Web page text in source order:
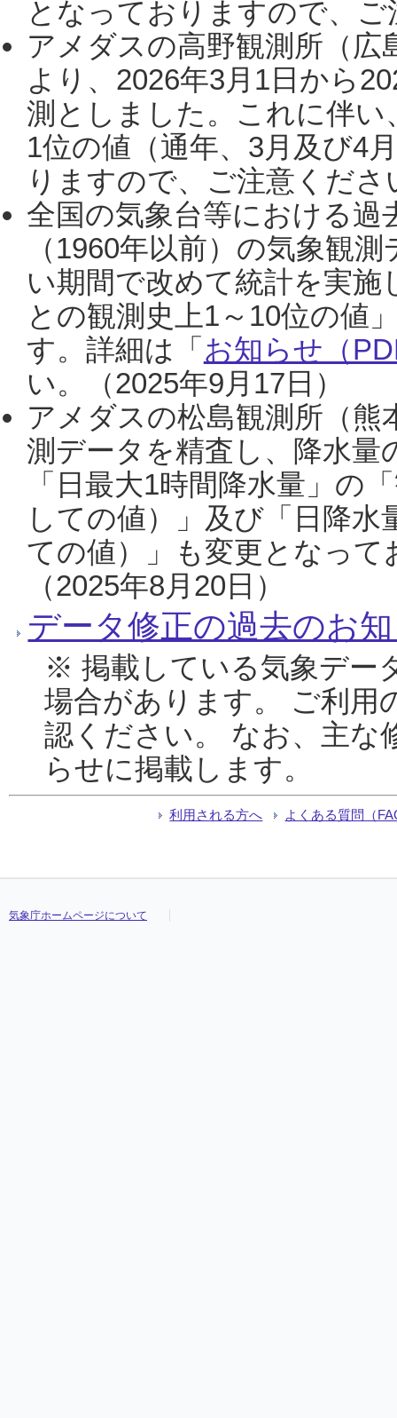
となっておりますので、
アメダスの高野観測所（
より、2026年3月1日から
測としました。これに伴い
1位の値（通年、3月及び4
りますので、ご注意くだ
全国の気象台等における過
（1960年以前）の気象観
い期間で改めて統計を実
との観測史上1～10位の値
す。詳細は「 お知らせ（
い。（2025年9月17日）
アメダスの松島観測所（熊
測データを精査し、降水
「日最大1時間降水量」の
しての値）」及び「日降
ての値）」も変更となっ
（2025年8月20日）
データ修正の過去のお
※ 掲載している気象デー
場合があります。 ご利用
認ください。 なお、主な
らせに掲載します。
利用される方へ よくある質問（
気象庁ホームページについて